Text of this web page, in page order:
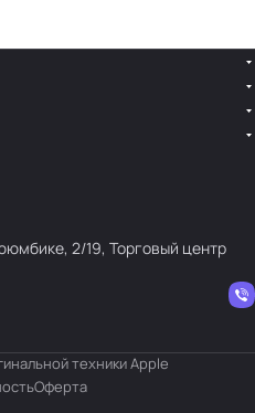
2/19, Торговый центр
техники Apple
Оферта